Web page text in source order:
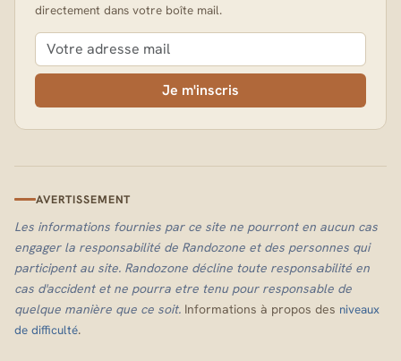
directement dans votre boîte mail.
Je m'inscris
AVERTISSEMENT
Les informations fournies par ce site ne pourront en aucun cas
engager la responsabilité de Randozone et des personnes qui
participent au site. Randozone décline toute responsabilité en
cas d'accident et ne pourra etre tenu pour responsable de
quelque manière que ce soit. Informations à propos des niveaux
de difficulté.